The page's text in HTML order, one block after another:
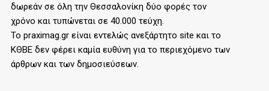
δωρεάν σε όλη την Θεσσαλονίκη δύο φορές τον
χρόνο και τυπώνεται σε 40.000 τεύχη.
Το praximag.gr είναι εντελώς ανεξάρτητο site και το
ΚΘΒΕ δεν φέρει καμία ευθύνη για το περιεχόμενο των
άρθρων και των δημοσιεύσεων.